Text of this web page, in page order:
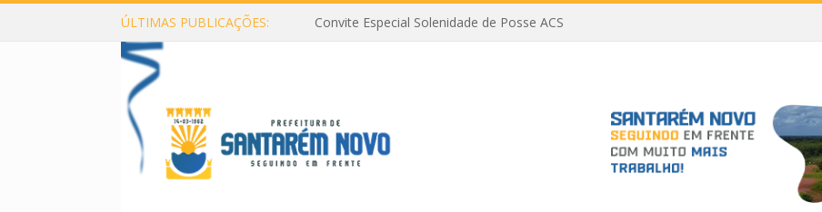
ÚLTIMAS PUBLICAÇÕES: Convite Especial Solenidade de Posse ACS